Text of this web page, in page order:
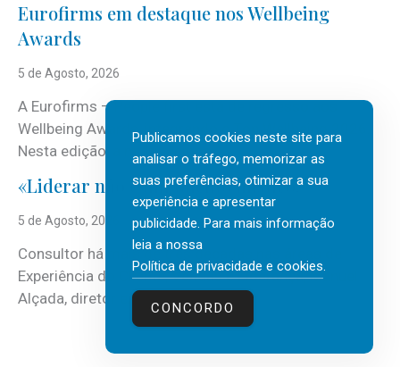
Eurofirms em destaque nos Wellbeing
Awards
5 de Agosto, 2026
A Eurofirms – People first está de regresso aos
Wellbeing Awards, integrando o Top Wellbeing 2026.
Nesta edição, a multinacional...
«Liderar não é um talento místico.»
5 de Agosto, 2026
Consultor há mais de três décadas nas áreas de
Experiência do Cliente, Vendas e Liderança, Manuel
Alçada, diretor executivo da...
Publicamos cookies neste site para
analisar o tráfego, memorizar as
suas preferências, otimizar a sua
experiência e apresentar
publicidade. Para mais informação
leia a nossa
Política de privacidade e cookies.
CONCORDO